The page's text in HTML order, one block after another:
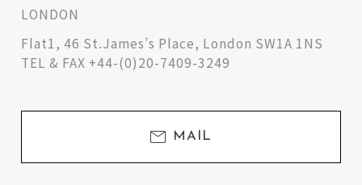
LONDON
Flat1, 46 St.James’s Place, London SW1A 1NS
TEL & FAX +44-(0)20-7409-3249
MAIL